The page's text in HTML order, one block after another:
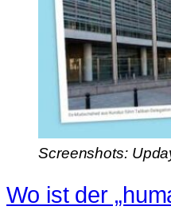
Screenshots:
Wo ist der